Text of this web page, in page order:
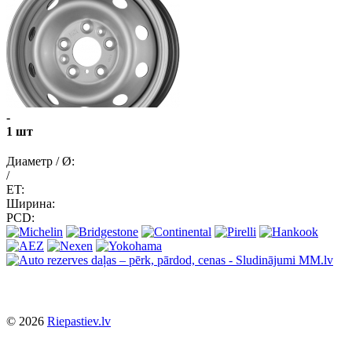
-
1 шт
Диаметр / Ø:
/
ET:
Ширина:
PCD:
© 2026 Riepastiev.lv